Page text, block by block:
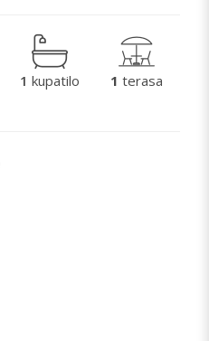
1 kupatilo 1 terasa